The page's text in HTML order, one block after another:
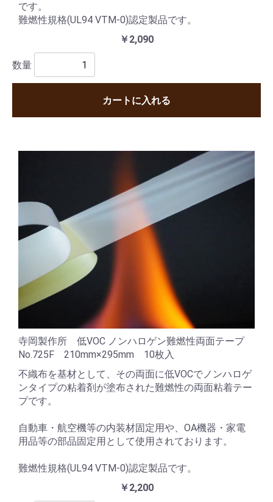
です。
難燃性規格(UL94 VTM-0)認定製品です。
￥2,090
数量
カートに入れる
寺岡製作所 低VOC ノンハロゲン難燃性両面テープ
No.725F 210mm×295mm 10枚入
不織布を基材として、その両面に低VOCでノンハロゲ
ンタイプの粘着剤が塗布された難燃性の両面粘着テー
プです。
自動車・航空機等の内装材固定用や、OA機器・家電
用品等の部品固定用として使用されております。
難燃性規格(UL94 VTM-0)認定製品です。
￥2,200